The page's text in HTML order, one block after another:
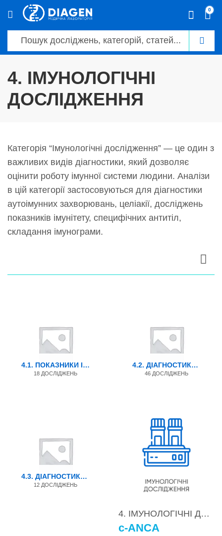
0
4. ІМУНОЛОГІЧНІ
ДОСЛІДЖЕННЯ
Категорія “Імунологічні дослідження” — це один з
важливих видів діагностики, який дозволяє
оцінити роботу імунної системи людини. Аналізи
в цій категорії застосовуються для діагностики
аутоімунних захворювань, целіакії, досліджень
показників імунітету, специфічних антитіл,
складання імунограми.
4.1. ПОКАЗНИКИ ІМУНІТЕТУ
18 ДОСЛІДЖЕНЬ
4.2. ДІАГНОСТИКА АУТОІМУННИХ ЗАХВОРЮВАНЬ + СПЕЦИФІЧНІ АНТИТІЛА
46 ДОСЛІДЖЕНЬ
4.3. ДІАГНОСТИКА ЦЕЛІАКІЇ
12 ДОСЛІДЖЕНЬ
4. ІМУНОЛОГІЧНІ ДОСЛІДЖЕННЯ
c-ANCA